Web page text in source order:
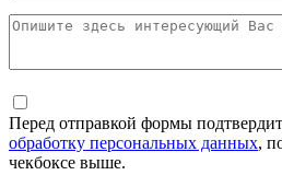
Перед отправкой формы
обработку персональных данных,
чекбоксе выше.